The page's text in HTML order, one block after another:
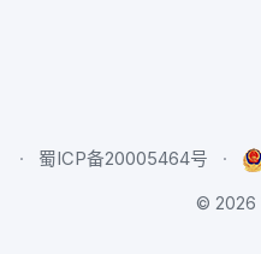
蜀ICP备20005464号
© 2026